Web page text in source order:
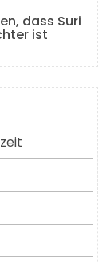
dass Suri
ist